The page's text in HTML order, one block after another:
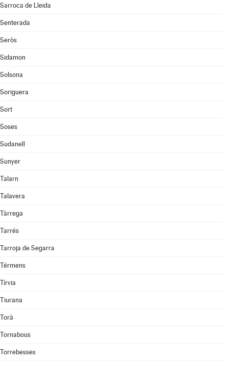
Sarroca de Lleida
Senterada
Seròs
Sidamon
Solsona
Soriguera
Sort
Soses
Sudanell
Sunyer
Talarn
Talavera
Tàrrega
Tarrés
Tarroja de Segarra
Térmens
Tírvia
Tiurana
Torà
Tornabous
Torrebesses